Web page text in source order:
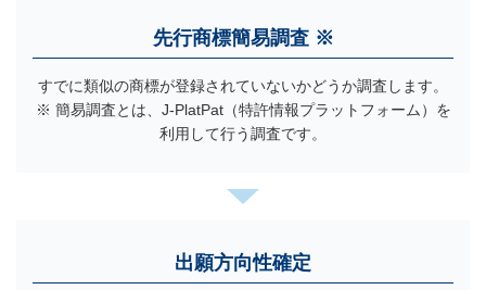
先行商標簡易調査 ※
すでに類似の商標が登録されていないかどうか調査します。
※ 簡易調査とは、J-PlatPat（特許情報プラットフォーム）を
利用して行う調査です。
出願方向性確定